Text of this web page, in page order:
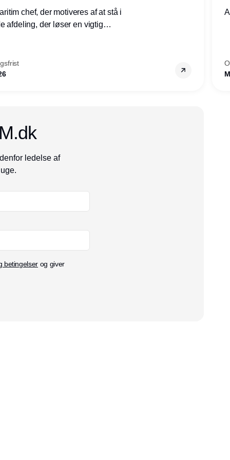
chef, der motiveres af at stå i
afdeling, der løser en vigtig
ledelse af
betingelser og giver